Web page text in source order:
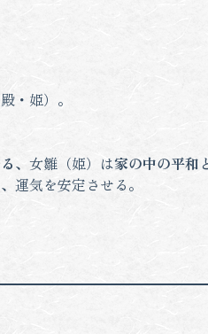
・姫）。
、女雛（姫）は家の中の平和
運気を安定させる。